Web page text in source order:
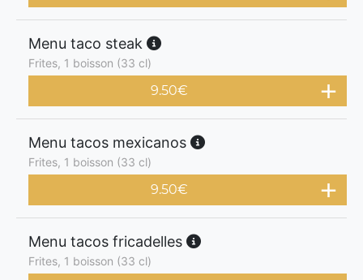
Menu taco steak
Frites, 1 boisson (33 cl)
9.50€
Menu tacos mexicanos
Frites, 1 boisson (33 cl)
9.50€
Menu tacos fricadelles
Frites, 1 boisson (33 cl)